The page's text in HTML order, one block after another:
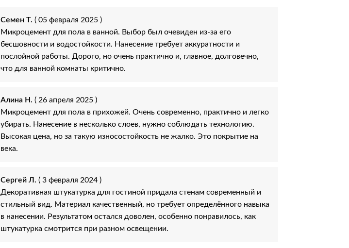
Семен Т. ( 05 февраля 2025 )
Микроцемент для пола в ванной. Выбор был очевиден из-за его
бесшовности и водостойкости. Нанесение требует аккуратности и
послойной работы. Дорого, но очень практично и, главное, долговечно,
что для ванной комнаты критично.
Алина Н. ( 26 апреля 2025 )
Микроцемент для пола в прихожей. Очень современно, практично и легко
убирать. Нанесение в несколько слоев, нужно соблюдать технологию.
Высокая цена, но за такую износостойкость не жалко. Это покрытие на
века.
Сергей Л. ( 3 февраля 2024 )
Декоративная штукатурка для гостиной придала стенам современный и
стильный вид. Материал качественный, но требует определённого навыка
в нанесении. Результатом остался доволен, особенно понравилось, как
штукатурка смотрится при разном освещении.